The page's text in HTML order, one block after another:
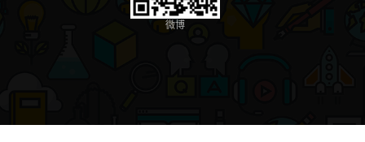
微博